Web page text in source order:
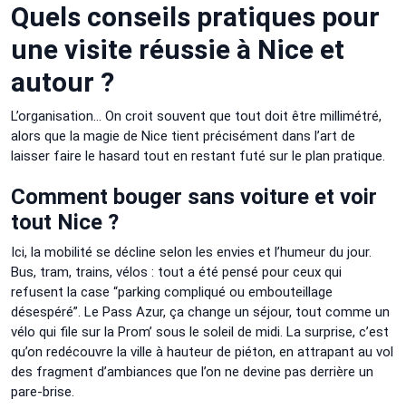
Quels conseils pratiques pour
une visite réussie à Nice et
autour ?
L’organisation… On croit souvent que tout doit être millimétré,
alors que la magie de Nice tient précisément dans l’art de
laisser faire le hasard tout en restant futé sur le plan pratique.
Comment bouger sans voiture et voir
tout Nice ?
Ici, la mobilité se décline selon les envies et l’humeur du jour.
Bus, tram, trains, vélos : tout a été pensé pour ceux qui
refusent la case “parking compliqué ou embouteillage
désespéré”. Le Pass Azur, ça change un séjour, tout comme un
vélo qui file sur la Prom’ sous le soleil de midi. La surprise, c’est
qu’on redécouvre la ville à hauteur de piéton, en attrapant au vol
des fragment d’ambiances que l’on ne devine pas derrière un
pare-brise.